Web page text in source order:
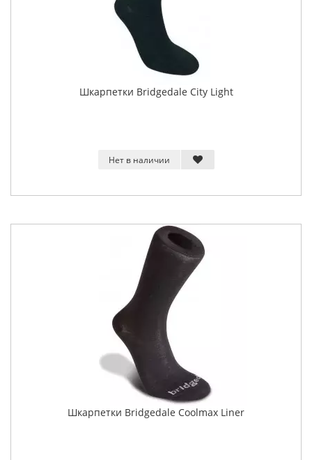
Шкарпетки Bridgedale City Light
Нет в наличии
Шкарпетки Bridgedale Coolmax Liner